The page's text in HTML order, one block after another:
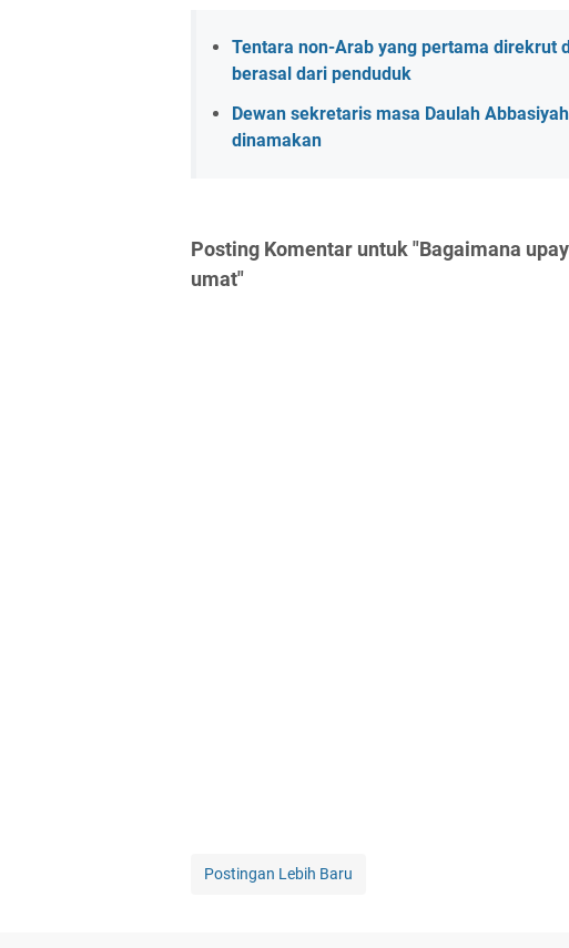
Tentara non-Arab yang pertama direkrut
berasal dari penduduk
Dewan sekretaris masa Daulah
dinamakan
Posting Komentar untuk "Bagaimana
umat"
Postingan Lebih Baru